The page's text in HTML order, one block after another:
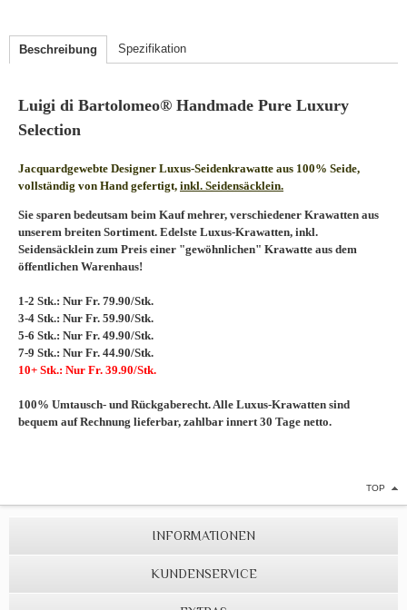
Beschreibung Spezifikation
Luigi di Bartolomeo® Handmade Pure Luxury
Selection
Jacquardgewebte Designer Luxus-Seidenkrawatte aus 100% Seide,
vollständig von Hand gefertigt, inkl. Seidensäcklein.
Sie sparen bedeutsam beim Kauf mehrer, verschiedener Krawatten aus
unserem breiten Sortiment. Edelste Luxus-Krawatten, inkl.
Seidensäcklein zum Preis einer "gewöhnlichen" Krawatte aus dem
öffentlichen Warenhaus!
1-2 Stk.: Nur Fr. 79.90/Stk.
3-4 Stk.: Nur Fr. 59.90/Stk.
5-6 Stk.: Nur Fr. 49.90/Stk.
7-9 Stk.: Nur Fr. 44.90/Stk.
10+ Stk.: Nur Fr. 39.90/Stk.
100% Umtausch- und Rückgaberecht. Alle Luxus-Krawatten sind
bequem auf Rechnung lieferbar, zahlbar innert 30 Tage netto.
TOP
INFORMATIONEN
KUNDENSERVICE